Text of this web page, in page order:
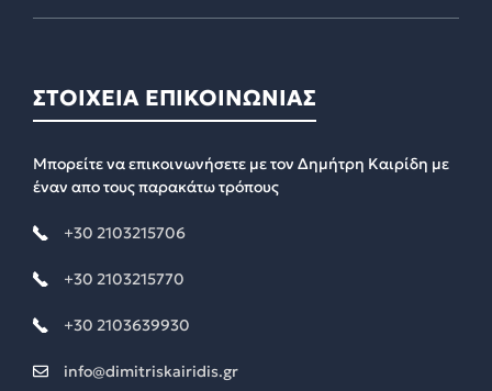
ΣΤΟΙΧΕΙΑ ΕΠΙΚΟΙΝΩΝΙΑΣ
Μπορείτε να επικοινωνήσετε με τον Δημήτρη Καιρίδη με
έναν απο τους παρακάτω τρόπους
+30 2103215706
+30 2103215770
+30 2103639930
info@dimitriskairidis.gr